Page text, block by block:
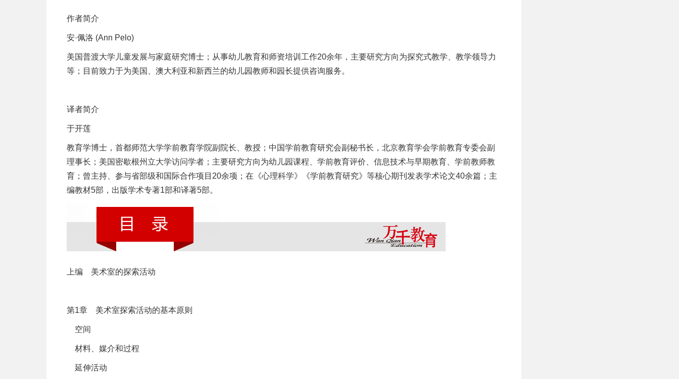
作者简介
安·佩洛 (Ann Pelo)
美国普渡大学儿童发展与家庭研究博士；从事幼儿教育和师资培训工作20余年，主要研究方向为探究式教学、教学领导力
等；目前致力于为美国、澳大利亚和新西兰的幼儿园教师和园长提供咨询服务。
译者简介
于开莲
教育学博士，首都师范大学学前教育学院副院长、教授；中国学前教育研究会副秘书长，北京教育学会学前教育专委会副
理事长；美国密歇根州立大学访问学者；主要研究方向为幼儿园课程、学前教育评价、信息技术与早期教育、学前教师教
育；曾主持、参与省部级和国际合作项目20余项；在《心理科学》《学前教育研究》等核心期刊发表学术论文40余篇；主
编教材5部，出版学术专著1部和译著5部。
上编 美术室的探索活动
第1章 美术室探索活动的基本原则
空间
材料、媒介和过程
延伸活动